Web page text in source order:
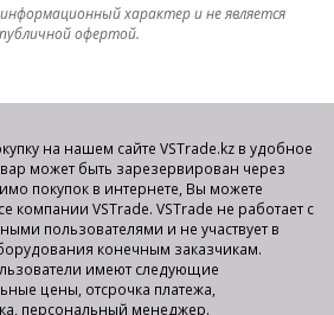
характер и не является
публичной офертой.
на нашем сайте VSTrade.kz в удобное
может быть зарезервирован через
покупок в интернете, Вы можете
компании VSTrade. VSTrade не работает с
пользователями и не участвует в
конечным заказчикам.
имеют следующие
цены, отсрочка платежа,
персональный менеджер.